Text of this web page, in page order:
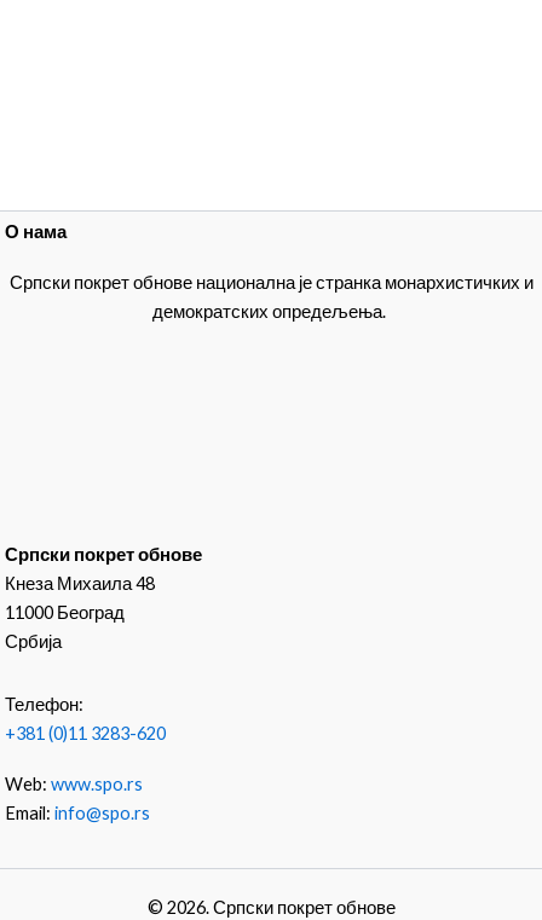
О нама
Српски покрет обнове национална је странка монархистичких и
демократских опредељења.
Српски покрет обнове
Кнеза Михаила 48
11000 Београд
Србија
Телефон:
+381 (0)11 3283-620
Web:www.spo.rs
Email:info@spo.rs
© 2026. Српски покрет обнове